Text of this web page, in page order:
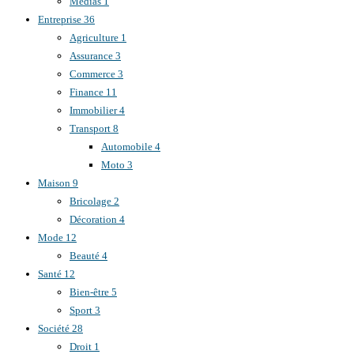
Entreprise 36
Agriculture 1
Assurance 3
Commerce 3
Finance 11
Immobilier4
Transport 8
Automobile 4
Moto 3
Maison 9
Bricolage 2
Décoration 4
Mode 12
Beauté 4
Santé 12
Bien-être 5
Sport 3
Société 28
Droit 1